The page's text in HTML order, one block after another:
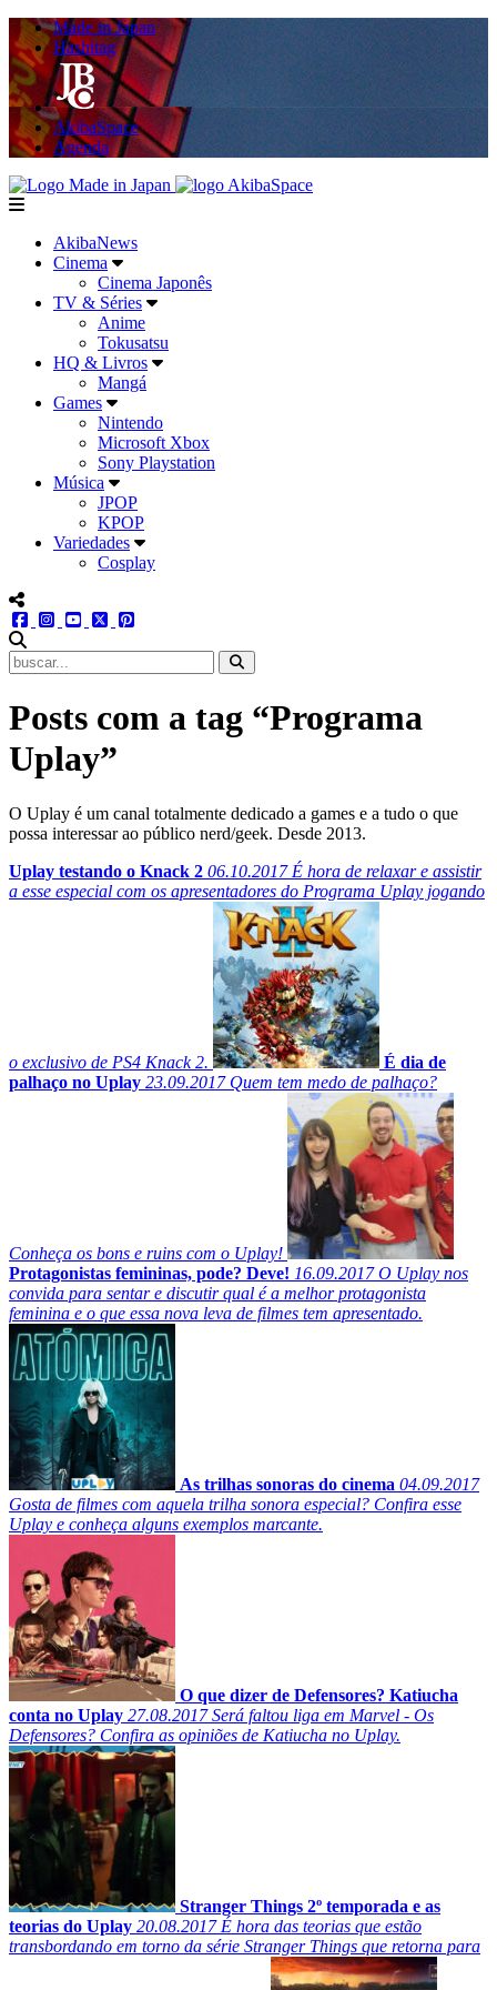
Made in Japan
Hashitag
AkibaSpace
Agenda
Powered By Made in Japan
AkibaSpace
menu
AkibaNews
Cinema
Cinema Japonês
TV & Séries
Anime
Tokusatsu
HQ & Livros
Mangá
Games
Nintendo
Microsoft Xbox
Sony Playstation
Música
JPOP
KPOP
Variedades
Cosplay
menu redes social
facebookinstagram
youtube
twitter
Posts com a tag “Programa
Uplay”
O Uplay é um canal totalmente dedicado a games e a tudo o que
possa interessar ao público nerd/geek. Desde 2013.
Uplay testando o Knack 2 06.10.2017É hora de relaxar e assistir
a esse especial com os apresentadores do Programa Uplay jogando
o exclusivo de PS4 Knack 2.
É dia de
palhaço no Uplay 23.09.2017Quem tem medo de palhaço?
Conheça os bons e ruins com o Uplay!
Protagonistas femininas, pode? Deve! 16.09.2017O Uplay nos
convida para sentar e discutir qual é a melhor protagonista
feminina e o que essa nova leva de filmes tem apresentado.
As trilhas sonoras do cinema 04.09.2017
Gosta de filmes com aquela trilha sonora especial? Confira esse
Uplay e conheça alguns exemplos marcante.
O que dizer de Defensores? Katiucha
conta no Uplay 27.08.2017Será faltou liga em Marvel - Os
Defensores? Confira as opiniões de Katiucha no Uplay.
Stranger Things 2º temporada e as
teorias do Uplay 20.08.2017É hora das teorias que estão
transbordando em torno da série Stranger Things que retorna para